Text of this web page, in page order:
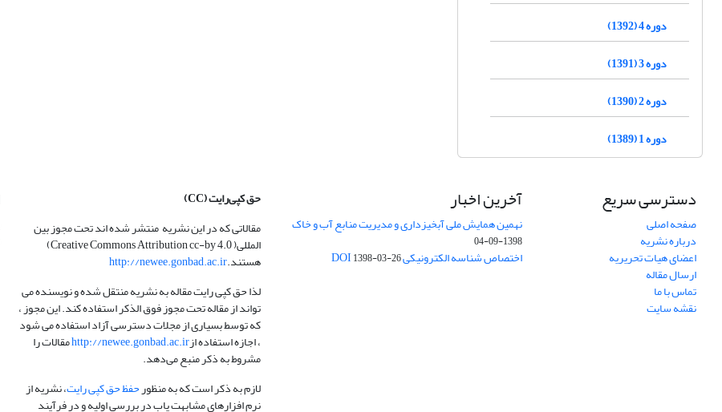
دوره 4 (1392)
دوره 3 (1391)
دوره 2 (1390)
دوره 1 (1389)
دسترسی سریع
صفحه اصلی
درباره نشریه
اعضای هیات تحریریه
ارسال مقاله
تماس با ما
نقشه سایت
آخرین اخبار
نهمین همایش ملی آبخیزداری و مدیریت منابع آب و خاک
1398-09-04
اختصاص شناسه الکترونیکی DOI1398-03-26
حق کپی‌رایت(CC)
مقالاتی که در این نشریه منتشر شده اند تحت مجوز بین
المللی( Creative Commons Attribution cc-by 4.0)
هستند.http://newee.gonbad.ac.ir
لذا حق کپی رایت مقاله به نشریه منتقل شده و نویسنده می
تواند از مقاله تحت مجوز فوق الذکر استفاده کند. این مجوز ،
که توسط بسیاری از مجلات دسترسی آزاد استفاده می شود
، اجازه استفاده ازhttp://newee.gonbad.ac.irمقالات را
مشروط به ذکر منبع می‌دهد.
لازم به ذکر است که به منظورحفظ حق کپی رایت، نشریه از
نرم افزارهای مشابهت یاب در بررسی اولیه و در فرآیند